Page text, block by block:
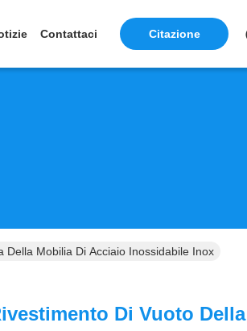
Contattaci Citazione
Della Mobilia Di Acciaio Inossidabile Inox
Di Vuoto Della